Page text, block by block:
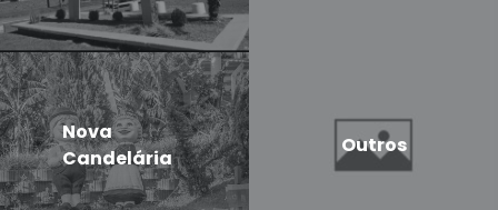
Nova
Candelária
Outros